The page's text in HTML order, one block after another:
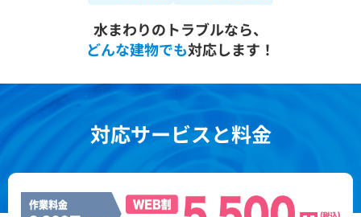
水まわりのトラブルなら、
どんな建物でも対応します！
対応サービスと料金